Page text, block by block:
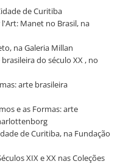
de Curitiba
l'Art: Manet no Brasil, na
na Galeria Millan
do século XX , no
arte brasileira
e as Formas: arte
de Curitiba, na Fundação
XIX e XX nas Coleções